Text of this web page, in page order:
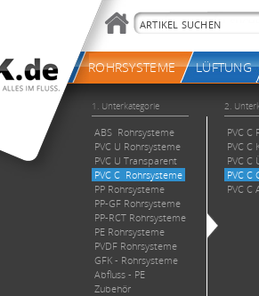
1. Unterkategorie 2.
ABS Rohrsysteme
PVC U Rohrsysteme
PVC U Transparent
PVC C Rohrsysteme
PP Rohrsysteme
PP-GF Rohrsysteme
PP-RCT Rohrsysteme
PE Rohrsysteme
PVDF Rohrsysteme
GFK - Rohrsysteme
Abfluss - PE
Zubehör
PVC C
PVC
PVC
PVC
PVC
ROHRSYSTEME LÜFTUNG